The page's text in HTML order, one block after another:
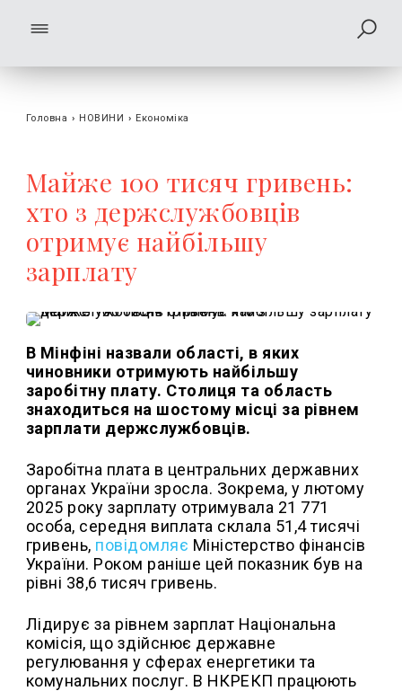
Головна › НОВИНИ › Економіка
Майже 100 тисяч гривень:
хто з держслужбовців
отримує найбільшу
зарплату
В Мінфіні назвали області, в яких
чиновники отримують найбільшу
заробітну плату. Столиця та область
знаходиться на шостому місці за рівнем
зарплати держслужбовців.
Заробітна плата в центральних державних
органах України зросла. Зокрема, у лютому
2025 року зарплату отримувала 21 771
особа, середня виплата склала 51,4 тисячі
гривень, повідомляє Міністерство фінансів
України. Роком раніше цей показник був на
рівні 38,6 тисяч гривень.
Лідирує за рівнем зарплат Національна
комісія, що здійснює державне
регулювання у сферах енергетики та
комунальних послуг. В НКРЕКП працюють